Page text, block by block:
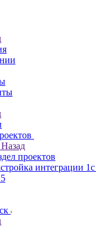
Назад
проектов
интеграции